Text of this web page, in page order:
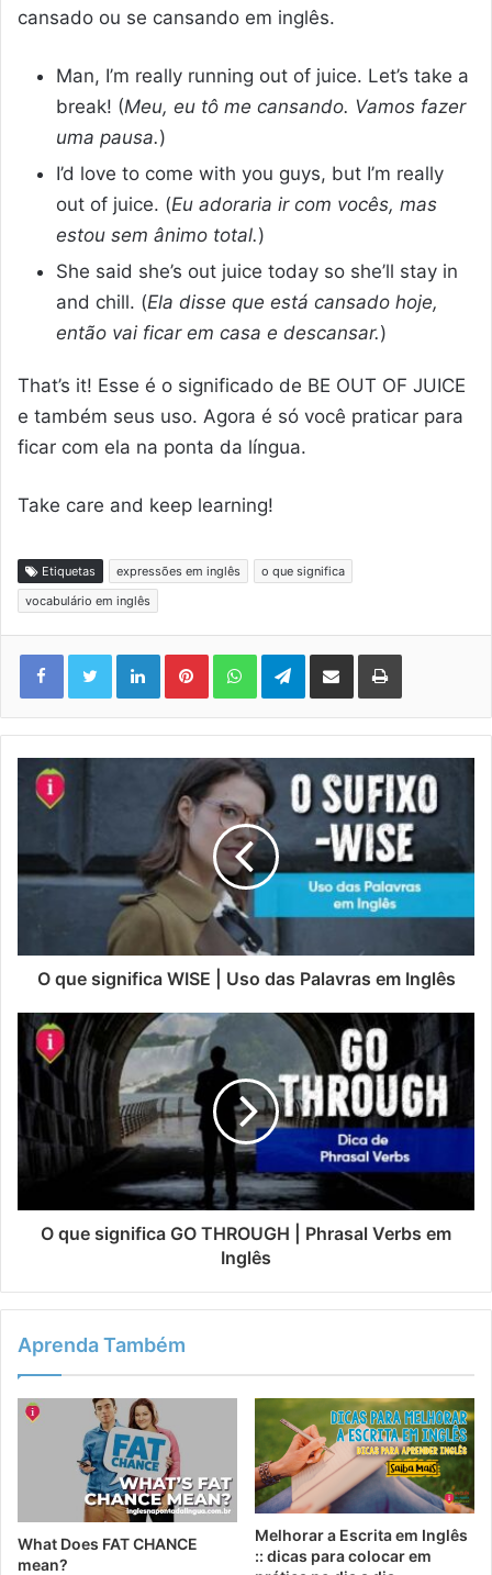
cansado ou se cansando em inglês.
Man, I’m really running out of juice. Let’s take a
break! (Meu, eu tô me cansando. Vamos fazer
uma pausa.)
I’d love to come with you guys, but I’m really
out of juice. (Eu adoraria ir com vocês, mas
estou sem ânimo total.)
She said she’s out juice today so she’ll stay in
and chill. (Ela disse que está cansado hoje,
então vai ficar em casa e descansar.)
That’s it! Esse é o significado de BE OUT OF JUICE
e também seus uso. Agora é só você praticar para
ficar com ela na ponta da língua.
Take care and keep learning!
Etiquetas expressões em inglês
o que significa
vocabulário em inglês
LinkedinPinterestWhatsAppTelegram
Compartilhar via e-mail Imprimir
O que significa WISE | Uso das Palavras em Inglês
O que significa GO THROUGH | Phrasal Verbs em
Inglês
Aprenda Também
What Does FAT CHANCE
mean?
Melhorar a Escrita em Inglês
:: dicas para colocar em